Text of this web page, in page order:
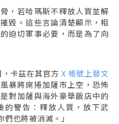
，若哈瑪斯不釋放人質並解
毀。這些言論清楚顯示，相
迫切軍事必要，而是為了向
卡茲在其官方 X 帳號上發文
暴將席捲加薩市上空，恐怖
對加薩與海外豪華飯店中的
的警告：釋放人質，放下武
也將被消滅。」